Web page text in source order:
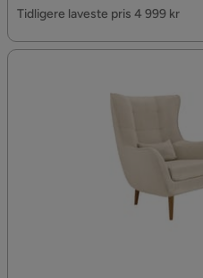
Pris
Tidligere laveste pris 4 999 kr